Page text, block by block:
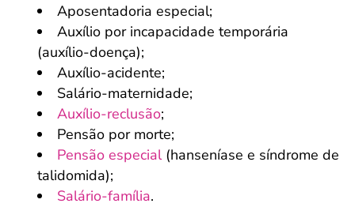
Aposentadoria especial;
Auxílio por incapacidade temporária
(auxílio-doença);
Auxílio-acidente;
Salário-maternidade;
Auxílio-reclusão;
Pensão por morte;
Pensão especial(hanseníase e síndrome de
talidomida);
Salário-família.